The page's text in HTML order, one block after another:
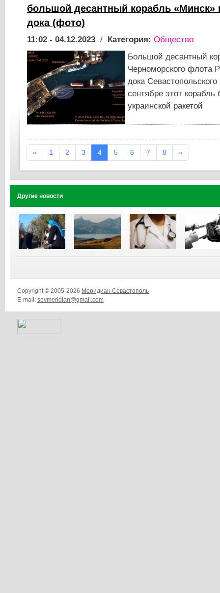
большой десантный корабль «Минск»
дока (фото)
11:02 - 04.12.2023 / Категория: Общество
Большой десантный
Черноморского флота
дока
сентябре этот
украинской ракетой
« 1 2 3 4 5 6 7 8 »
Другие новости
Copyright © 2005-2026 Меридиан Севастополь
E-mail: sevmeridian@gmail.com